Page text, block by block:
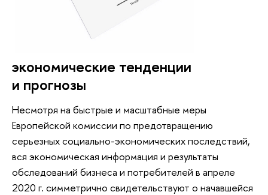
экономические тенденции
и прогнозы
Несмотря на быстрые и масштабные меры
Европейской комиссии по предотвращению
серьезных социально-экономических последствий,
вся экономическая информация и результаты
обследований бизнеса и потребителей в апреле
2020 г. симметрично свидетельствуют о начавшейся